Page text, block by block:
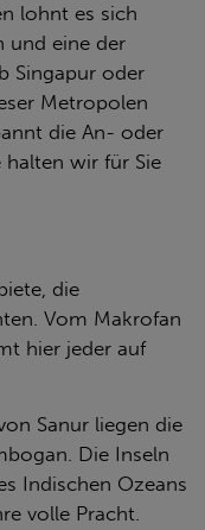
lohnt es sich
und eine der
Singapur oder
Metropolen
die An- oder
halten wir für Sie
die
Vom Makrofan
hier jeder auf
Sanur liegen die
Die Inseln
Indischen Ozeans
volle Pracht.